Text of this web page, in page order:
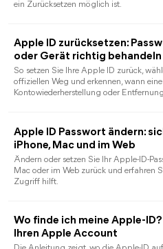
und passende Hilfe wählen.
Wo ist deaktivieren
„Mein iPhone suchen“
Erfahren Sie, wo Sie „Wo ist?“
WLAN-Passwort teilen
es mit Apple-Geräten,
Freigabe, QR-Code oder
typische Verbindungsprobleme.